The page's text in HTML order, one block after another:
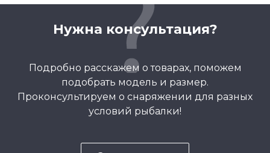
Нужна консультация?
Подробно расскажем о товарах, поможем
подобрать модель и размер.
Проконсультируем о снаряжении для разных
условий рыбалки!